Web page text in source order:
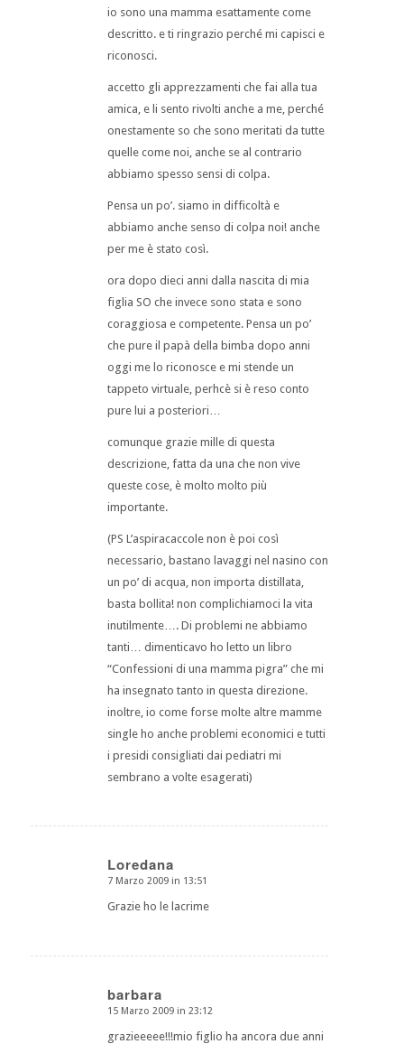
io sono una mamma esattamente come
descritto. e ti ringrazio perché mi capisci e
riconosci.
accetto gli apprezzamenti che fai alla tua
amica, e li sento rivolti anche a me, perché
onestamente so che sono meritati da tutte
quelle come noi, anche se al contrario
abbiamo spesso sensi di colpa.
Pensa un po’. siamo in difficoltà e
abbiamo anche senso di colpa noi! anche
per me è stato così.
ora dopo dieci anni dalla nascita di mia
figlia SO che invece sono stata e sono
coraggiosa e competente. Pensa un po’
che pure il papà della bimba dopo anni
oggi me lo riconosce e mi stende un
tappeto virtuale, perhcè si è reso conto
pure lui a posteriori…
comunque grazie mille di questa
descrizione, fatta da una che non vive
queste cose, è molto molto più
importante.
(PS L’aspiracaccole non è poi così
necessario, bastano lavaggi nel nasino con
un po’ di acqua, non importa distillata,
basta bollita! non complichiamoci la vita
inutilmente…. Di problemi ne abbiamo
tanti… dimenticavo ho letto un libro
“Confessioni di una mamma pigra” che mi
ha insegnato tanto in questa direzione.
inoltre, io come forse molte altre mamme
single ho anche problemi economici e tutti
i presidi consigliati dai pediatri mi
sembrano a volte esagerati)
Loredana
dice:
7 Marzo 2009 in 13:51
Grazie ho le lacrime
barbara
dice:
15 Marzo 2009 in 23:12
grazieeeee!!!mio figlio ha ancora due anni